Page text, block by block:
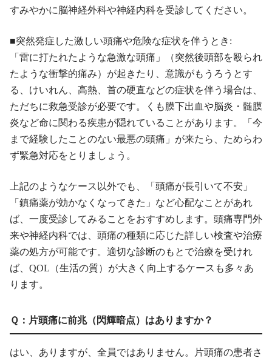
すみやかに脳神経外科や神経内科を受診してください。
■突然発症した激しい頭痛や危険な症状を伴うとき:
「雷に打たれたような急激な頭痛」（突然後頭部を殴られ
たような衝撃的痛み）が起きたり、意識がもうろうとす
る、けいれん、高熱、首の硬直などの症状を伴う場合は、
ただちに救急受診が必要です。くも膜下出血や脳炎・髄膜
炎など命に関わる疾患が隠れていることがあります。「今
まで経験したことのない最悪の頭痛」が来たら、ためらわ
ず緊急対応をとりましょう。
上記のようなケース以外でも、「頭痛が長引いて不安」
「鎮痛薬が効かなくなってきた」など心配なことがあれ
ば、一度受診してみることをおすすめします。頭痛専門外
来や神経内科では、頭痛の種類に応じた詳しい検査や治療
薬の処方が可能です。適切な診断のもとで治療を受けれ
ば、QOL（生活の質）が大きく向上するケースも多々あ
ります。
Ｑ：片頭痛に前兆（閃輝暗点）はありますか？
はい、ありますが、全員ではありません。片頭痛の患者さ